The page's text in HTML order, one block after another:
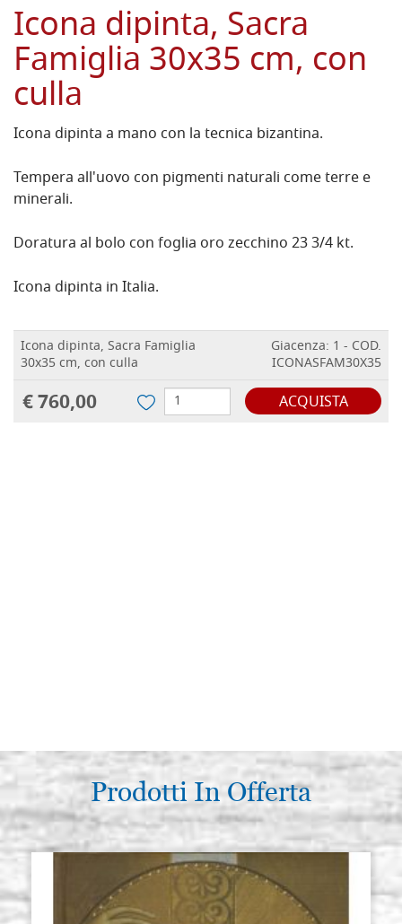
Icona dipinta, Sacra
Famiglia 30x35 cm, con
culla
Icona dipinta a mano con la tecnica bizantina.
Tempera all'uovo con pigmenti naturali come terre e
minerali.
Doratura al bolo con foglia oro zecchino 23 3/4 kt.
Icona dipinta in Italia.
Icona dipinta, Sacra Famiglia
30x35 cm, con culla
Giacenza: 1 - COD.
ICONASFAM30X35
€ 760,00 ACQUISTA
Prodotti In Offerta